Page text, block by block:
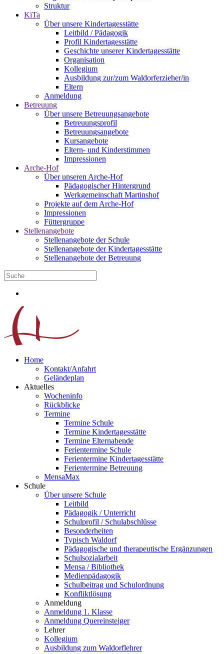
Struktur
KiTa
Über unsere Kindertagesstätte
Leitbild / Pädagogik
Profil Kindertagesstätte
Geschichte unserer Kindertagesstätte
Organisation
Kollegium
Ausbildung zur/zum Waldorferzieher/in
Eltern
Anmeldung
Betreuung
Über unsere Betreuungsangebote
Betreuungsprofil
Betreuungsangebote
Kursangebote
Eltern- und Kinderstimmen
Impressionen
Arche-Hof
Über unseren Arche-Hof
Pädagogischer Hintergrund
Werkgemeinschaft Martinshof
Projekte auf dem Arche-Hof
Impressionen
Füttergruppe
Stellenangebote
Stellenangebote der Schule
Stellenangebote der Kindertagesstätte
Stellenangebote der Betreuung
Home
Kontakt/Anfahrt
Geländeplan
Aktuelles
Wocheninfo
Rückblicke
Termine
Termine Schule
Termine Kindertagesstätte
Termine Elternabende
Ferientermine Schule
Ferientermine Kindertagesstätte
Ferientermine Betreuung
MensaMax
Schule
Über unsere Schule
Leitbild
Pädagogik / Unterricht
Schulprofil / Schulabschlüsse
Besonderheiten
Typisch Waldorf
Pädagogische und therapeutische Ergänzungen
Schulsozialarbeit
Mensa / Bibliothek
Medienpädagogik
Schulbeitrag und Schulordnung
Konfliktlösung
Anmeldung
Anmeldung 1. Klasse
Anmeldung Quereinsteiger
Lehrer
Kollegium
Ausbildung zum Waldorflehrer